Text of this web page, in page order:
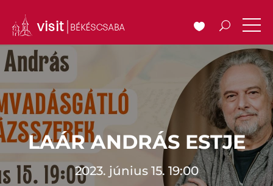
LAÁR ANDRÁS ESTJE
2023. június 15. 19:00